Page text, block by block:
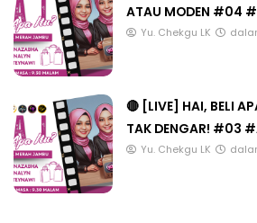
ATAU MODEN #04
Yu. Chekgu LK
🔴 [LIVE] HAI, BELI
TAK DENGAR! #03
Yu. Chekgu LK